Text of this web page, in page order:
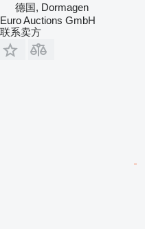
德国, Dormagen
Euro Auctions GmbH
联系卖方